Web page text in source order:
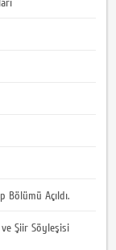
Bölümü Açıldı.
ve Şiir Söyleşisi